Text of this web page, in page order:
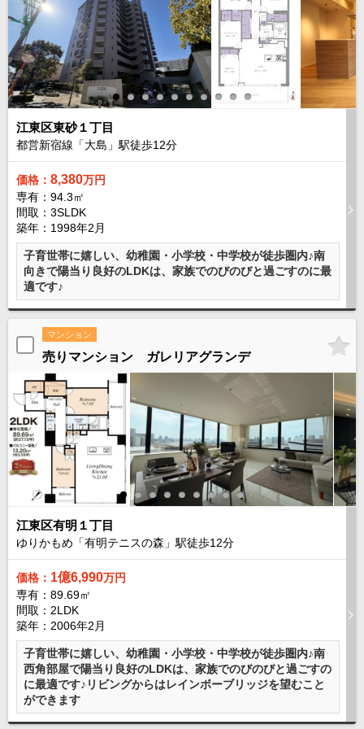
江東区東砂１丁目
都営新宿線「大島」駅徒歩12分
価格： 8,380万円
専有：94.3㎡
間取：3SLDK
築年：1998年2月
子育世帯に嬉しい、幼稚園・小学校・中学校が徒歩圏内♪南
向きで陽当り良好のLDKは、家族でのびのびと過ごすのに最
適です♪
マンション
売りマンション ガレリアグランデ
江東区有明１丁目
ゆりかもめ「有明テニスの森」駅徒歩12分
価格： 1億6,990万円
専有：89.69㎡
間取：2LDK
築年：2006年2月
子育世帯に嬉しい、幼稚園・小学校・中学校が徒歩圏内♪南
西角部屋で陽当り良好のLDKは、家族でのびのびと過ごすの
に最適です♪リビングからはレインボーブリッジを望むこと
ができます
エリアから探す
路線から探す
マンション
エリアから探す
路線から探す
エリアから探す
路線から探す
エリアから物件検索
松戸･柏方面エリア
松戸･柏方面エリアの新築一戸建
松戸･柏方面エリアの中古一戸建
松戸･柏方面エリアのマンション
松戸･柏方面エリアの土地
成田･銚子方面エリア
成田･銚子方面エリアの新築一戸建
成田･銚子方面エリアの中古一戸建
成田･銚子方面エリアのマンション
成田･銚子方面エリアの土地
四街道･佐倉･八千代方面エリア
四街道･佐倉･八千代方面エリアの新築一戸建
四街道･佐倉･八千代方面エリアの中古一戸建
四街道･佐倉･八千代方面エリアのマンション
四街道･佐倉･八千代方面エリアの土地
船橋･市川･浦安方面エリア
船橋･市川･浦安方面エリアの新築一戸建
船橋･市川･浦安方面エリアの土地
千葉市エリア
千葉市エリアの新築一戸建
千葉市エリアの中古一戸建
千葉市エリアのマンション
千葉市エリアの土地
外房エリア
外房エリアの新築一戸建